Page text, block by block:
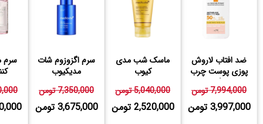
ضد افتاب لاروش
پوزی پوست چرب
رنگی
7,994,000 تومن
3,997,000 تومن
ماسک شب مدی
کیوب
5,040,000 تومن
2,520,000 تومن
سرم اگزوزوم شات
مدیکیوب
7,350,000 تومن
3,675,000 تومن
سرم